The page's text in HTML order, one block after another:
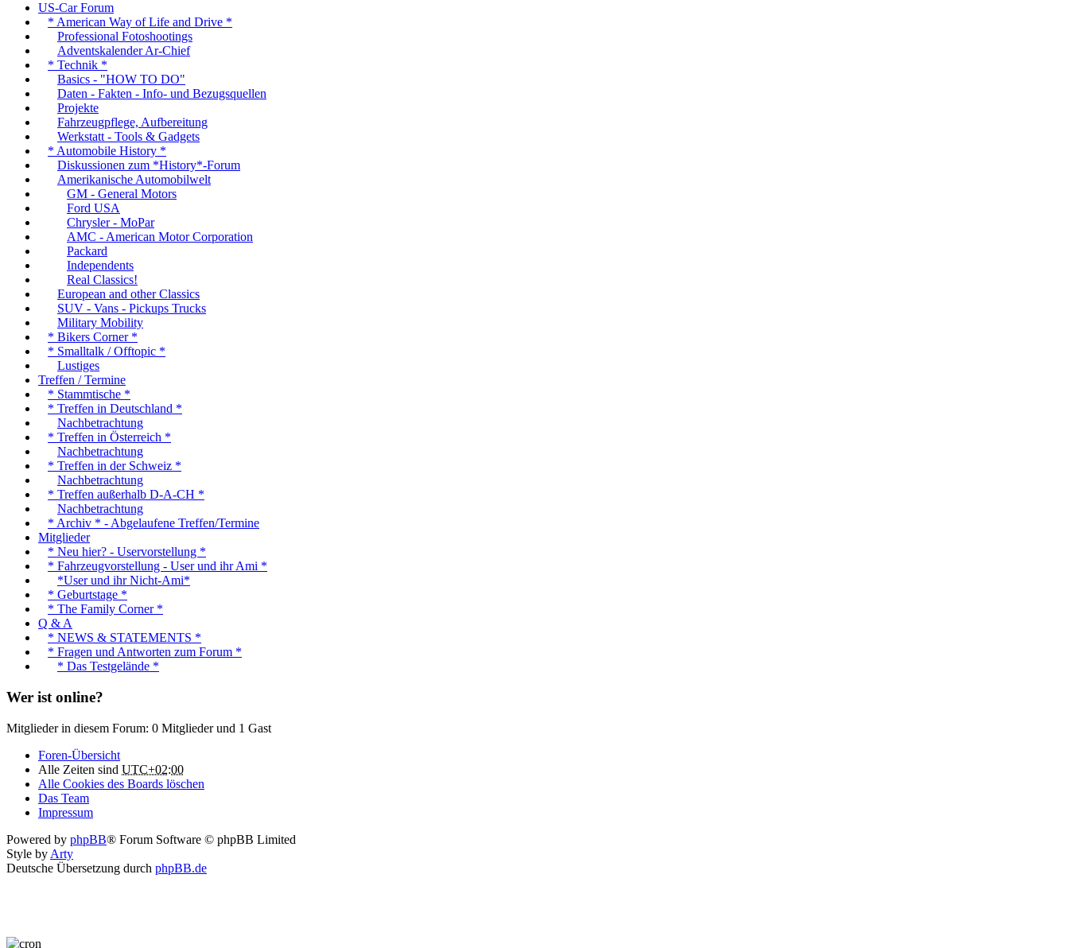
US-Car Forum
* American Way of Life and Drive *
Professional Fotoshootings
Adventskalender Ar-Chief
* Technik *
Basics - "HOW TO DO"
Daten - Fakten - Info- und Bezugsquellen
Projekte
Fahrzeugpflege, Aufbereitung
Werkstatt - Tools & Gadgets
* Automobile History *
Diskussionen zum *History*-Forum
Amerikanische Automobilwelt
GM - General Motors
Ford USA
Chrysler - MoPar
AMC - American Motor Corporation
Packard
Independents
Real Classics!
European and other Classics
SUV - Vans - Pickups Trucks
Military Mobility
* Bikers Corner *
* Smalltalk / Offtopic *
Lustiges
Treffen / Termine
* Stammtische *
* Treffen in Deutschland *
Nachbetrachtung
* Treffen in Österreich *
Nachbetrachtung
* Treffen in der Schweiz *
Nachbetrachtung
* Treffen außerhalb D-A-CH *
Nachbetrachtung
* Archiv * - Abgelaufene Treffen/Termine
Mitglieder
* Neu hier? - Uservorstellung *
* Fahrzeugvorstellung - User und ihr Ami *
*User und ihr Nicht-Ami*
* Geburtstage *
* The Family Corner *
Q & A
* NEWS & STATEMENTS *
* Fragen und Antworten zum Forum *
* Das Testgelände *
Wer ist online?
Mitglieder in diesem Forum: 0 Mitglieder und 1 Gast
Foren-Übersicht
Alle Zeiten sind UTC+02:00
Alle Cookies des Boards löschen
Das Team
Impressum
Powered by phpBB® Forum Software © phpBB Limited
Style by Arty
Deutsche Übersetzung durch phpBB.de